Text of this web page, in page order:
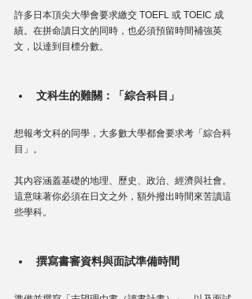
許多日本頂尖大學會要求繳交 TOEFL 或 TOEIC 成
績。在拼命讀日文的同時，也必須預留時間補強英
文，以達到目標分數。
文科生的難關：「綜合科目」
想報考文科的同學，大多數大學都會要求考「綜合科
目」。
其內容涵蓋基礎的地理、歷史、政治、經濟與社會。
這意味著你必須在日文之外，額外撥出時間來苦讀這
些學科。
撰寫書審資料與面試準備時間